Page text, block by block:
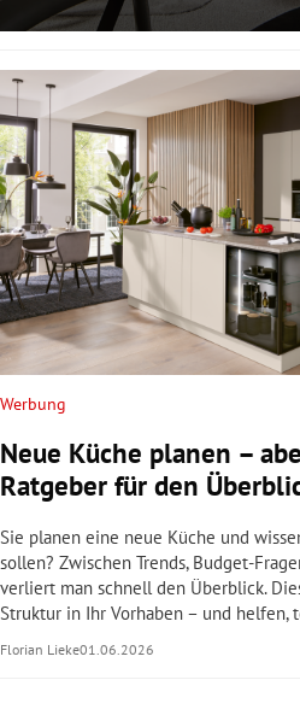
Werbung
Neue Küche planen –
Ratgeber für den
Sie planen eine neue Küche und
sollen? Zwischen Trends, Budget-
verliert man schnell den Überblick.
Struktur in Ihr Vorhaben – und helfen,
Florian Lieke01.06.2026